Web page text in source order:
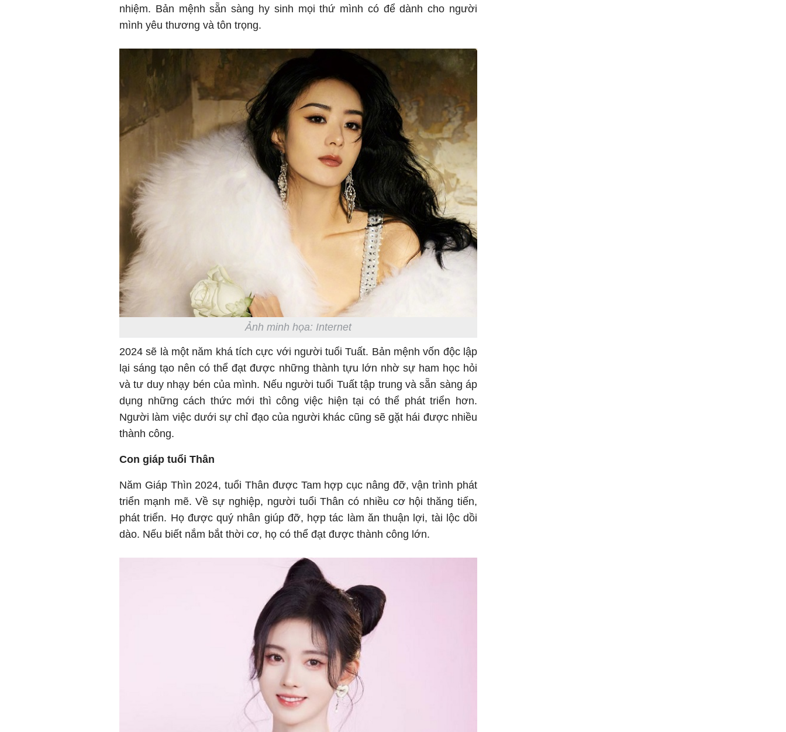
nhiệm. Bản mệnh sẵn sàng hy sinh mọi thứ mình có để dành cho người
mình yêu thương và tôn trọng.
Ảnh minh họa: Internet
2024 sẽ là một năm khá tích cực với người tuổi Tuất. Bản mệnh vốn độc lập
lại sáng tạo nên có thể đạt được những thành tựu lớn nhờ sự ham học hỏi
và tư duy nhạy bén của mình. Nếu người tuổi Tuất tập trung và sẵn sàng áp
dụng những cách thức mới thì công việc hiện tại có thể phát triển hơn.
Người làm việc dưới sự chỉ đạo của người khác cũng sẽ gặt hái được nhiều
thành công.
Con giáp tuổi Thân
Năm Giáp Thìn 2024, tuổi Thân được Tam hợp cục nâng đỡ, vận trình phát
triển mạnh mẽ. Về sự nghiệp, người tuổi Thân có nhiều cơ hội thăng tiến,
phát triển. Họ được quý nhân giúp đỡ, hợp tác làm ăn thuận lợi, tài lộc dồi
dào. Nếu biết nắm bắt thời cơ, họ có thể đạt được thành công lớn.